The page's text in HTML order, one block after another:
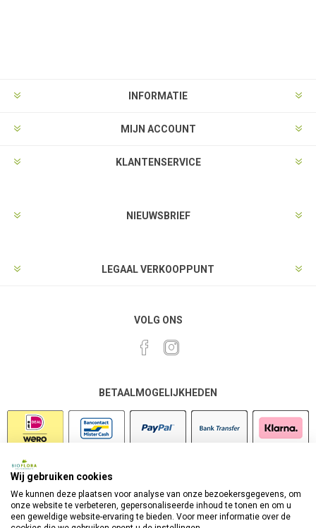
INFORMATIE
MIJN ACCOUNT
KLANTENSERVICE
NIEUWSBRIEF
LEGAAL VERKOOPPUNT
VOLG ONS
BETAALMOGELIJKHEDEN
Wij gebruiken cookies
We kunnen deze plaatsen voor analyse van onze bezoekersgegevens, om
onze website te verbeteren, gepersonaliseerde inhoud te tonen en om u
een geweldige website-ervaring te bieden. Voor meer informatie over de